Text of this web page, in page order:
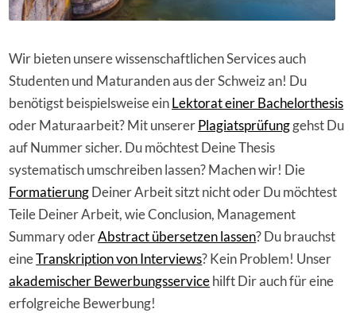
Wir bieten unsere wissenschaftlichen Services auch
Studenten und Maturanden aus der Schweiz an! Du
benötigst beispielsweise einLektorat einer Bachelorthesis
oder Maturaarbeit? Mit unsererPlagiatsprüfunggehst Du
auf Nummer sicher. Du möchtest Deine Thesis
systematisch umschreiben lassen? Machen wir! Die
FormatierungDeiner Arbeit sitzt nicht oder Du möchtest
Teile Deiner Arbeit, wie Conclusion, Management
Summary oderAbstract übersetzen lassen? Du brauchst
eineTranskription von Interviews? Kein Problem! Unser
akademischer Bewerbungsservicehilft Dir auch für eine
erfolgreiche Bewerbung!